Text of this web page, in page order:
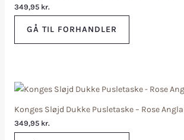
349,95 kr.
GÅ TIL FORHANDLER
Konges Sløjd Dukke Pusletaske – Rose
349,95 kr.